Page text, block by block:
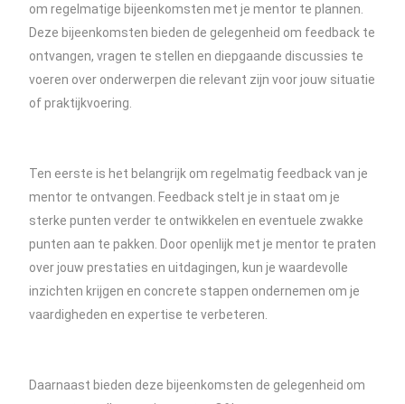
om regelmatige bijeenkomsten met je mentor te plannen.
Deze bijeenkomsten bieden de gelegenheid om feedback te
ontvangen, vragen te stellen en diepgaande discussies te
voeren over onderwerpen die relevant zijn voor jouw situatie
of praktijkvoering.
Ten eerste is het belangrijk om regelmatig feedback van je
mentor te ontvangen. Feedback stelt je in staat om je
sterke punten verder te ontwikkelen en eventuele zwakke
punten aan te pakken. Door openlijk met je mentor te praten
over jouw prestaties en uitdagingen, kun je waardevolle
inzichten krijgen en concrete stappen ondernemen om je
vaardigheden en expertise te verbeteren.
Daarnaast bieden deze bijeenkomsten de gelegenheid om